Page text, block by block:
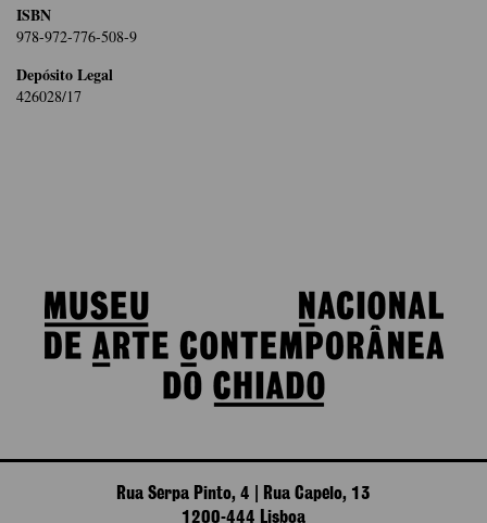
ISBN
978-972-776-508-9
Depósito Legal
426028/17
Rua Serpa Pinto, 4 | Rua Capelo, 13
1200-444 Lisboa